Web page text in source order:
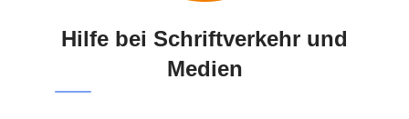
Hilfe bei Schriftverkehr und
Medien